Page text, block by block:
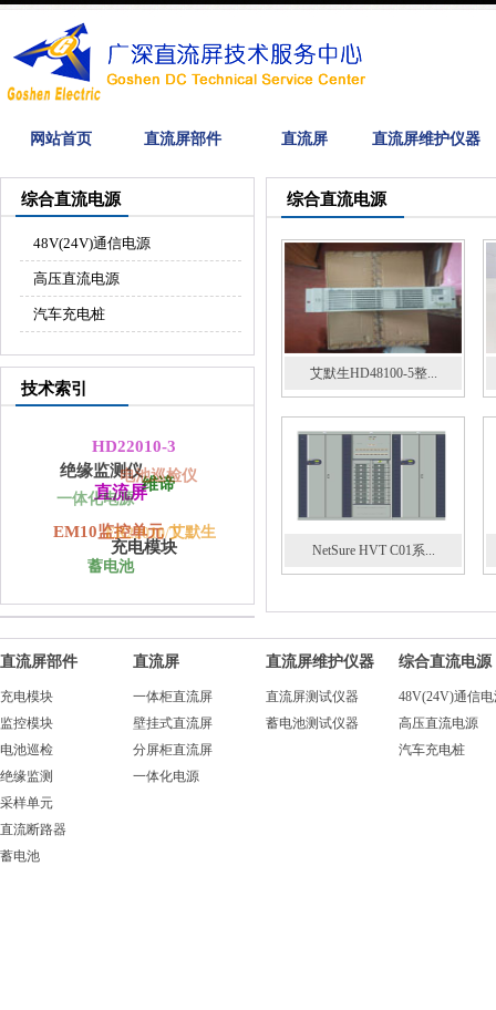
网站首页 直流屏部件 直流屏 直流屏维护仪器
综合直流电源
48V(24V)通信电源
高压直流电源
汽车充电桩
技术索引
EM10监控单元
蓄电池
充电模块
直流屏
绝缘监测仪
一体化电源
ER22010/T艾默生
维谛
HD22010-3
电池巡检仪
综合直流电源
艾默生HD48100-5整...
NetSure HVT C01系...
直流屏部件
充电模块
监控模块
电池巡检
绝缘监测
采样单元
直流断路器
蓄电池
直流屏
一体柜直流屏
壁挂式直流屏
分屏柜直流屏
一体化电源
直流屏维护仪器
直流屏测试仪器
蓄电池测试仪器
综合直流电源
48V(24V)通信
高压直流电源
汽车充电桩